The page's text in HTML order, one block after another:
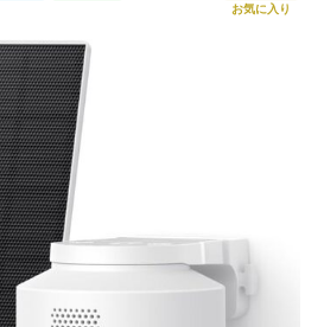
お気に入り